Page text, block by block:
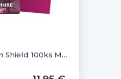
Obal Dragon Shield 100ks MATTE - PINK SAPPHIRE